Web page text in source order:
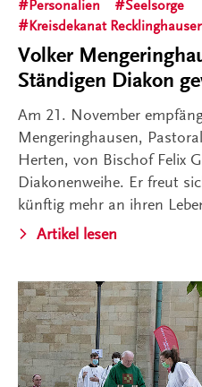
Personalien
Seelsorge
Kreisdekanat
Volker
Ständigen Diakon
Am 21. November
Mengeringhausen,
Herten, von Bischof Felix
Diakonenweihe. Er freut
künftig mehr an ihren
Artikel lesen